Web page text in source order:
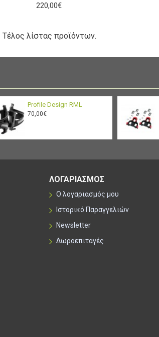
220,00€
Τέλος λίστας προϊόντων.
Profile Design RML
70,00€
ΛΟΓΑΡΙΑΣΜΟΣ
Ο λογαριασμός μου
Ιστορικό Παραγγελιών
Newsletter
Δωροεπιταγές